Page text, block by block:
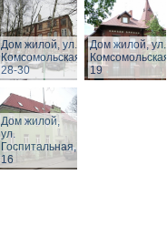
Дом жилой, ул.
Комсомольская,
28-30
Дом жилой, ул.
Комсомольская,
19
Дом жилой,
ул.
Госпитальная,
16